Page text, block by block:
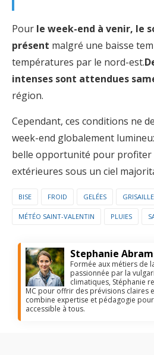
Pour le week-end à venir, le
présent malgré une baisse
températures par le nord-est.
intenses sont attendues
région.
Cependant, ces conditions ne
week-end globalement
belle opportunité pour profiter
extérieures sous un ciel
BISE FROID GELÉES GRISAILLE
MÉTÉO SAINT-VALENTIN PLUIES
Stephanie
Formée aux métiers de
passionnée par la
climatiques, Stéphanie
MC pour offrir des prévisions claires
combine expertise et pédagogie
accessible à tous.